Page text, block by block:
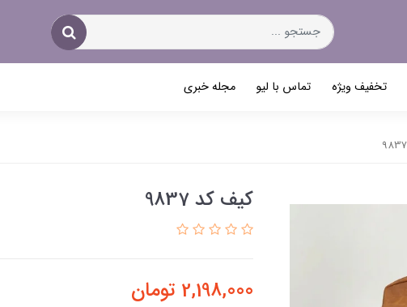
تخفیف ویژه تماس با لیو مجله خبری
کیف کد 9837
2,198,000 تومان